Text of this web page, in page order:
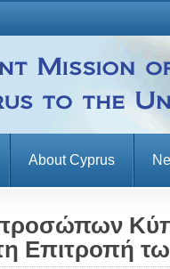
About Cyprus
Επιτροπή